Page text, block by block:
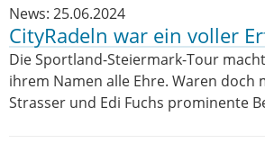
News: 25.06.2024
CityRadeln war ein voller
Die Sportland-Steiermark-Tour
ihrem Namen alle Ehre. Waren doch
Strasser und Edi Fuchs prominente